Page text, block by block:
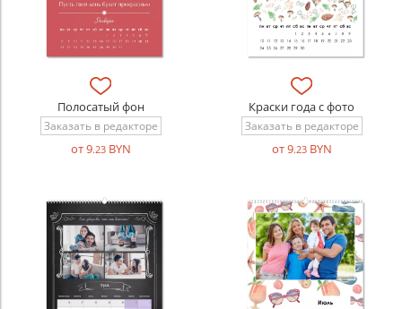
Полосатый фон
Заказать в редакторе
от 9.23BYN
Краски года с фото
Заказать в редакторе
от 9.23BYN